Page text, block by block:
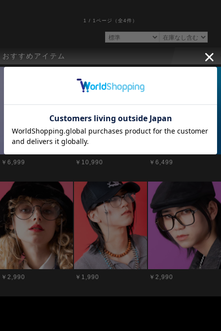
1 / 1ページ （全4件）
おすすめアイテム
￥6,999 ￥10,990 ￥6,499
￥2,990 ￥1,990 ￥2,990